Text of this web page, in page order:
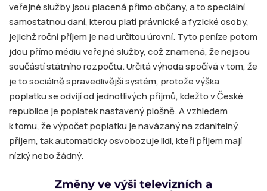
veřejné služby jsou placená přímo občany, a to speciální
samostatnou daní, kterou platí právnické a fyzické osoby,
jejichž roční příjem je nad určitou úrovní. Tyto peníze potom
jdou přímo médiu veřejné služby, což znamená, že nejsou
součástí státního rozpočtu. Určitá výhoda spočívá v tom, že
je to sociálně spravedlivější systém, protože výška
poplatku se odvíjí od jednotlivých příjmů, kdežto v České
republice je poplatek nastavený plošně. A vzhledem
k tomu, že výpočet poplatku je navázaný na zdanitelný
příjem, tak automaticky osvobozuje lidi, kteří příjem mají
nízký nebo žádný.